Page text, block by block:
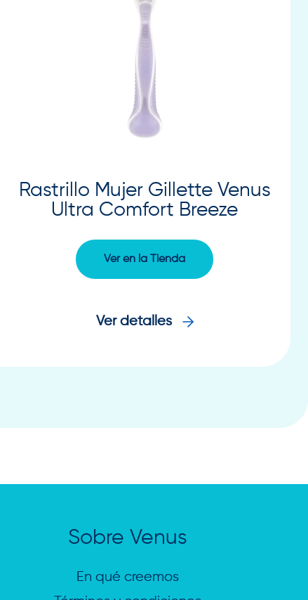
Rastrillo Mujer Gillette Venus
Ultra Comfort Breeze
Ver en la Tienda
Ver detalles
Sobre Venus
En qué creemos